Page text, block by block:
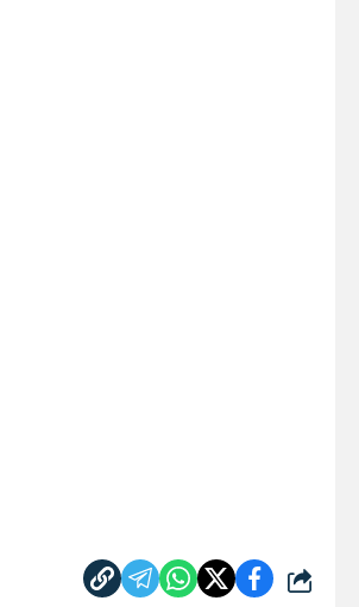
شارك